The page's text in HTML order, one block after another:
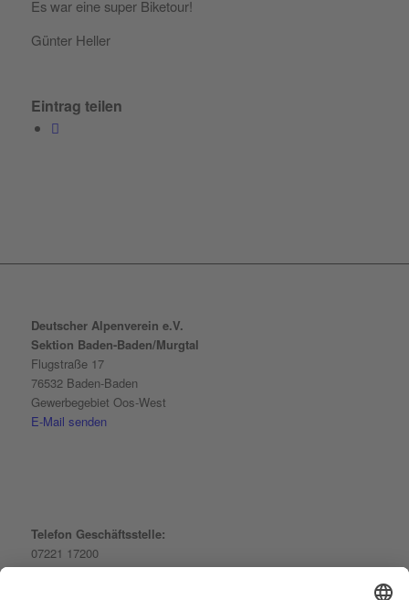
Es war eine super Biketour!
Günter Heller
Eintrag teilen
Deutscher Alpenverein e.V.
Sektion Baden-Baden/Murgtal
Flugstraße 17
76532 Baden-Baden
Gewerbegebiet Oos-West
E-Mail senden
Telefon Geschäftsstelle:
07221 17200